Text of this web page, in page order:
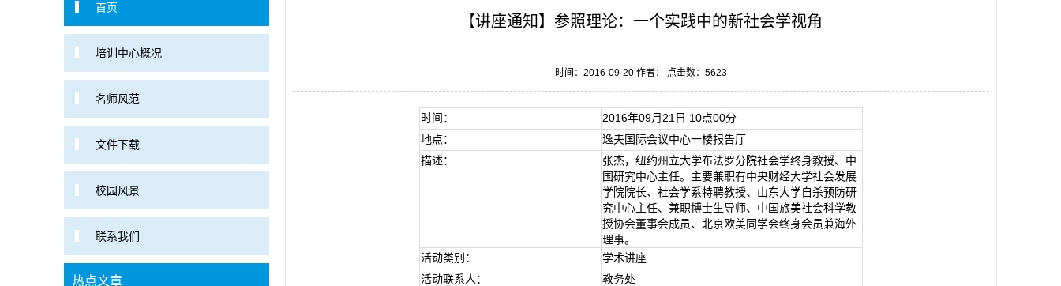
首页
培训中心概况
名师风范
文件下载
校园风景
联系我们
热点文章
【讲座通知】参照理论：一个实践中的新社会学视角
时间：2016-09-20 作者： 点击数： 5623
时间：
2016年09月21日 10点00分
地点：
逸夫国际会议中心一楼报告厅
描述：
张杰，纽约州立大学布法罗分院社会学终身教授、中
国研究中心主任。主要兼职有中央财经大学社会发展
学院院长、社会学系特聘教授、山东大学自杀预防研
究中心主任、兼职博士生导师、中国旅美社会科学教
授协会董事会成员、北京欧美同学会终身会员兼海外
理事。
活动类别：
学术讲座
活动联系人：
教务处